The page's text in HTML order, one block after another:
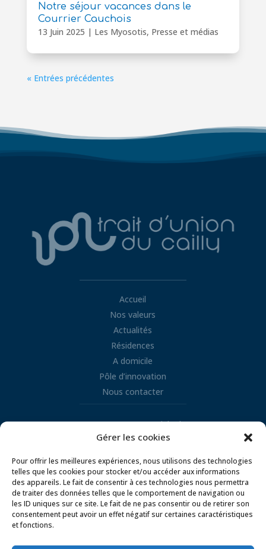
Gérer les cookies
Pour offrir les meilleures expériences, nous utilisons des technologies
telles que les cookies pour stocker et/ou accéder aux informations
des appareils. Le fait de consentir à ces technologies nous permettra
de traiter des données telles que le comportement de navigation ou
les ID uniques sur ce site. Le fait de ne pas consentir ou de retirer son
consentement peut avoir un effet négatif sur certaines caractéristiques
et fonctions.
Notre séjour vacances dans le
Courrier Cauchois
13 Juin 2025 | Les Myosotis, Presse et médias
« Entrées précédentes
Accueil
Nos valeurs
Actualités
Résidences
A domicile
Pôle d’innovation
Nous contacter
Retrouvez nous sur LinkedIn

Mentions légales Conditions d’utilisation